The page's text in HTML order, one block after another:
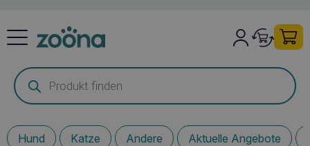
Products
search
Hund Katze Andere Aktuelle Angebote